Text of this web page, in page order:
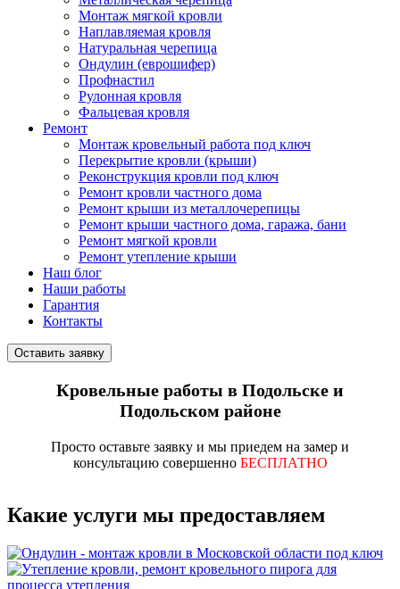
Монтаж мягкой кровли
Наплавляемая кровля
Натуральная черепица
Ондулин (еврошифер)
Профнастил
Рулонная кровля
Фальцевая кровля
Ремонт
Монтаж кровельный работа под ключ
Перекрытие кровли (крыши)
Реконструкция кровли под ключ
Ремонт кровли частного дома
Ремонт крыши из металлочерепицы
Ремонт крыши частного дома, гаража, бани
Ремонт мягкой кровли
Ремонт утепление крыши
Наш блог
Наши работы
Гарантия
Контакты
Оставить заявку
Кровельные работы в Подольске и
Подольском районе
Просто оставьте заявку и мы приедем на замер и
консультацию совершенно БЕСПЛАТНО
Какие услуги мы предоставляем